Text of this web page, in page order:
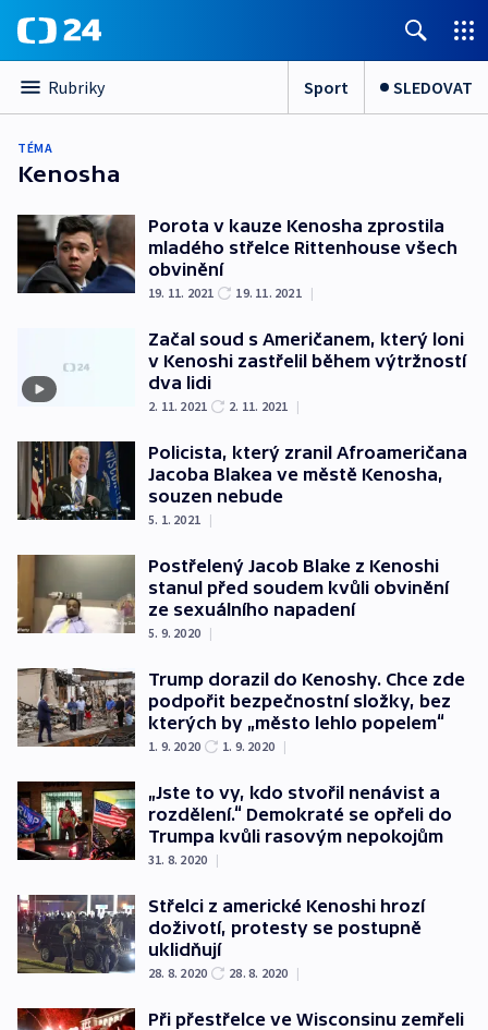
Rubriky Sport SLEDOVAT
TÉMA
Kenosha
Porota v kauze Kenosha zprostila
mladého střelce Rittenhouse všech
obvinění
19. 11. 2021 19. 11. 2021 |
Začal soud s Američanem, který loni
v Kenoshi zastřelil během výtržností
dva lidi
2. 11. 2021 2. 11. 2021 |
Policista, který zranil Afroameričana
Jacoba Blakea ve městě Kenosha,
souzen nebude
5. 1. 2021 |
Postřelený Jacob Blake z Kenoshi
stanul před soudem kvůli obvinění
ze sexuálního napadení
5. 9. 2020 |
Trump dorazil do Kenoshy. Chce zde
podpořit bezpečnostní složky, bez
kterých by „město lehlo popelem“
1. 9. 2020 1. 9. 2020 |
„Jste to vy, kdo stvořil nenávist a
rozdělení.“ Demokraté se opřeli do
Trumpa kvůli rasovým nepokojům
31. 8. 2020 |
Střelci z americké Kenoshi hrozí
doživotí, protesty se postupně
uklidňují
28. 8. 2020 28. 8. 2020 |
Při přestřelce ve Wisconsinu zemřeli